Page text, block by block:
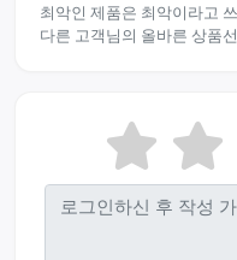
최악인 제품은 최악이라고
다른 고객님의 올바른 상품